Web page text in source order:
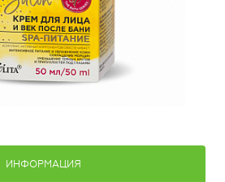
ИНФОРМАЦИЯ